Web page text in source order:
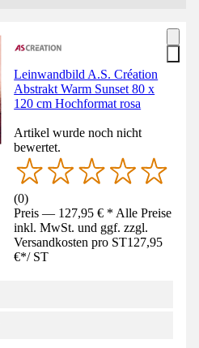
Leinwandbild A.S. Création
Abstrakt Warm Sunset 80 x
120 cm Hochformat rosa
Artikel wurde noch nicht
bewertet.
(0)
Preis — 127,95 € * Alle Preise
inkl. MwSt. und ggf. zzgl.
Versandkosten pro ST127,95
€*/ ST